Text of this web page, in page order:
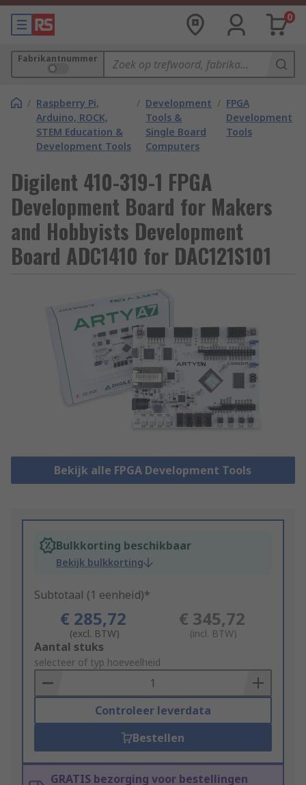
0
Fabrikantnummer
/ Raspberry Pi,
Arduino, ROCK,
STEM Education &
Development Tools
/ Development
Tools &
Single Board
Computers
/ FPGA
Development
Tools
Digilent 410-319-1 FPGA
Development Board for Makers
and Hobbyists Development
Board ADC1410 for DAC121S101
Bekijk alle FPGA Development Tools
Bulkkorting beschikbaar
Bekijk bulkkorting
Subtotaal (1 eenheid)*
€ 285,72
(excl. BTW)
€ 345,72
(incl. BTW)
Add
to
Basket
Aantal stuks
selecteer of typ hoeveelheid
Controleer leverdata
Bestellen
GRATIS bezorging voor bestellingen